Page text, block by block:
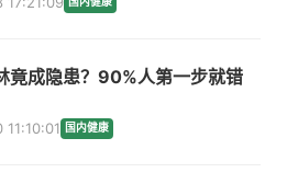
竟成隐患？90%人第一步就错
国内健康